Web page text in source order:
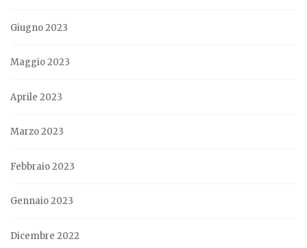
Giugno 2023
Maggio 2023
Aprile 2023
Marzo 2023
Febbraio 2023
Gennaio 2023
Dicembre 2022